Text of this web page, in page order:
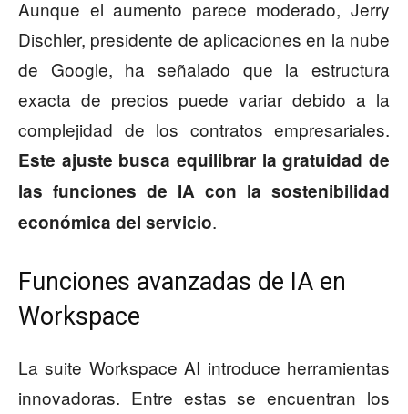
Aunque el aumento parece moderado, Jerry
Dischler, presidente de aplicaciones en la nube
de Google, ha señalado que la estructura
exacta de precios puede variar debido a la
complejidad de los contratos empresariales.
Este ajuste busca equilibrar la gratuidad de
las funciones de IA con la sostenibilidad
económica del servicio.
Funciones avanzadas de IA en
Workspace
La suite Workspace AI introduce herramientas
innovadoras. Entre estas se encuentran los